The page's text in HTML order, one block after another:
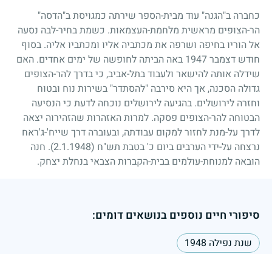
כחברה ב"הגנה" עוד מבית-הספר שירתה כמגויסת ב"הדסה"
הר-הצופים מראשית מלחמת-העצמאות. כשמת בחיר-לבה נסעה
אל הוריו בחיפה ושרפה את מכתביה אליו ומכתביו אליה. בסוף
חודש דצמבר1947 באה הביתה לחופשה של ימים אחדים. האם
שידלה אותה להישאר ולעבוד בתל-אביב, כי בדרך להר-הצופים
גדולה הסכנה, אך היא סירבה "להסתדר" בשירות נוח ובטוח
וחזרה לירושלים. בהגיעה לירושלים נוכחה לדעת כי הנסיעה
הבטוחה להר-הצופים פסקה. למרות האזהרות שהזהירוה יצאה
לדרך על-מנת לחזור למקום עבודתה, ובעוברה דרך שייח'-ג'ראח
נרצחה על-ידי הערבים ביום כ' בטבת תש"ח (2.1.1948)
. חנה
הובאה למנוחת-עולמים בבית-הקברות הצבאי בנחלת יצחק.
סיפורי חיים נוספים בנושאים דומים:
שנת נפילה 1948